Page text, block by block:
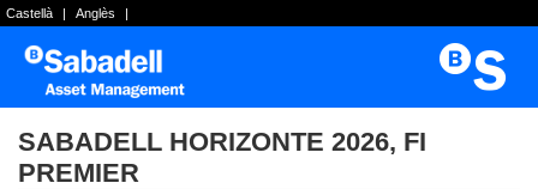
Castellà | Anglès |
SABADELL HORIZONTE 2026, FI
PREMIER